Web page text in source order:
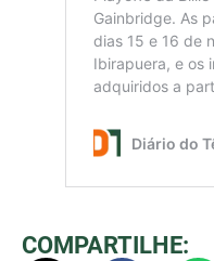
COMPARTILHE: